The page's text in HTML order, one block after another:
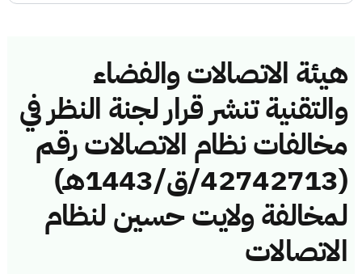
هيئة الاتصالات والفضاء
والتقنية تنشر قرار لجنة النظر في
مخالفات نظام الاتصالات رقم
(42742713/ق/1443هـ)
لمخالفة ولايت حسين لنظام
الاتصالات